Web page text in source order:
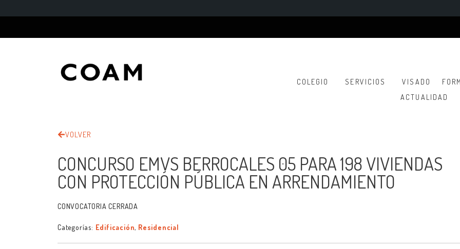
COLEGIO SERVICIOS VISADO
ACTUALIDAD
VOLVER
CONCURSO EMVS BERROCALES 05 PARA 198 VIVIENDAS
CON PROTECCIÓN PÚBLICA EN ARRENDAMIENTO
CONVOCATORIA CERRADA
Categorías: Edificación, Residencial